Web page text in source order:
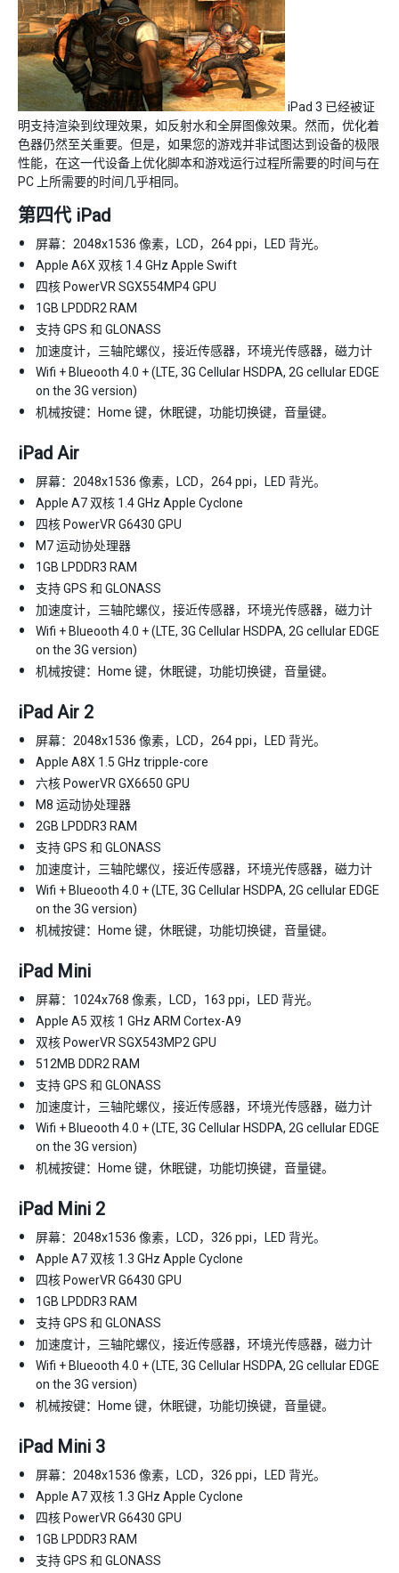
iPad 3 已经被证
明支持渲染到纹理效果，如反射水和全屏图像效果。然而，优化着
色器仍然至关重要。但是，如果您的游戏并非试图达到设备的极限
性能，在这一代设备上优化脚本和游戏运行过程所需要的时间与在
PC 上所需要的时间几乎相同。
第四代 iPad
屏幕：2048x1536 像素，LCD，264 ppi，LED 背光。
Apple A6X 双核 1.4 GHz Apple Swift
四核 PowerVR SGX554MP4 GPU
1GB LPDDR2 RAM
支持 GPS 和 GLONASS
加速度计，三轴陀螺仪，接近传感器，环境光传感器，磁力计
Wifi + Blueooth 4.0 + (LTE, 3G Cellular HSDPA, 2G cellular EDGE
on the 3G version)
机械按键：Home 键，休眠键，功能切换键，音量键。
iPad Air
屏幕：2048x1536 像素，LCD，264 ppi，LED 背光。
Apple A7 双核 1.4 GHz Apple Cyclone
四核 PowerVR G6430 GPU
M7 运动协处理器
1GB LPDDR3 RAM
支持 GPS 和 GLONASS
加速度计，三轴陀螺仪，接近传感器，环境光传感器，磁力计
Wifi + Blueooth 4.0 + (LTE, 3G Cellular HSDPA, 2G cellular EDGE
on the 3G version)
机械按键：Home 键，休眠键，功能切换键，音量键。
iPad Air 2
屏幕：2048x1536 像素，LCD，264 ppi，LED 背光。
Apple A8X 1.5 GHz tripple-core
六核 PowerVR GX6650 GPU
M8 运动协处理器
2GB LPDDR3 RAM
支持 GPS 和 GLONASS
加速度计，三轴陀螺仪，接近传感器，环境光传感器，磁力计
Wifi + Blueooth 4.0 + (LTE, 3G Cellular HSDPA, 2G cellular EDGE
on the 3G version)
机械按键：Home 键，休眠键，功能切换键，音量键。
iPad Mini
屏幕：1024x768 像素，LCD，163 ppi，LED 背光。
Apple A5 双核 1 GHz ARM Cortex-A9
双核 PowerVR SGX543MP2 GPU
512MB DDR2 RAM
支持 GPS 和 GLONASS
加速度计，三轴陀螺仪，接近传感器，环境光传感器，磁力计
Wifi + Blueooth 4.0 + (LTE, 3G Cellular HSDPA, 2G cellular EDGE
on the 3G version)
机械按键：Home 键，休眠键，功能切换键，音量键。
iPad Mini 2
屏幕：2048x1536 像素，LCD，326 ppi，LED 背光。
Apple A7 双核 1.3 GHz Apple Cyclone
四核 PowerVR G6430 GPU
1GB LPDDR3 RAM
支持 GPS 和 GLONASS
加速度计，三轴陀螺仪，接近传感器，环境光传感器，磁力计
Wifi + Blueooth 4.0 + (LTE, 3G Cellular HSDPA, 2G cellular EDGE
on the 3G version)
机械按键：Home 键，休眠键，功能切换键，音量键。
iPad Mini 3
屏幕：2048x1536 像素，LCD，326 ppi，LED 背光。
Apple A7 双核 1.3 GHz Apple Cyclone
四核 PowerVR G6430 GPU
1GB LPDDR3 RAM
支持 GPS 和 GLONASS